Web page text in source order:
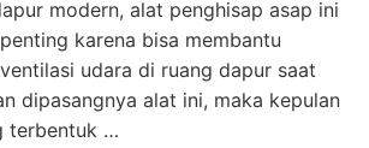
modern, alat penghisap asap ini
karena bisa membantu
udara di ruang dapur saat
dipasangnya alat ini, maka kepulan
terbentuk …